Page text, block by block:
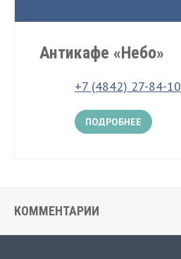
Антикафе «Небо»
+7 (4842) 27-84-10
ПОДРОБНЕЕ
КОММЕНТАРИИ